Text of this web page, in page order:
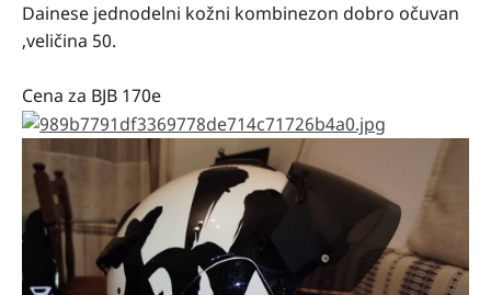
Dainese jednodelni kožni kombinezon dobro očuvan
,veličina 50.
Cena za BJB 170e